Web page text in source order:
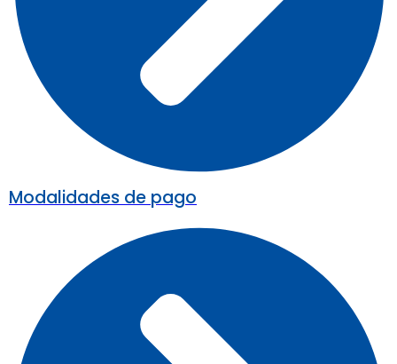
Modalidades de pago